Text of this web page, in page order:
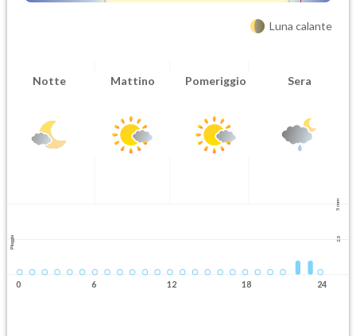
Luna calante
Notte Mattino Pomeriggio Sera
5 mm
2.5
Pioggia
0 6 12 18 24